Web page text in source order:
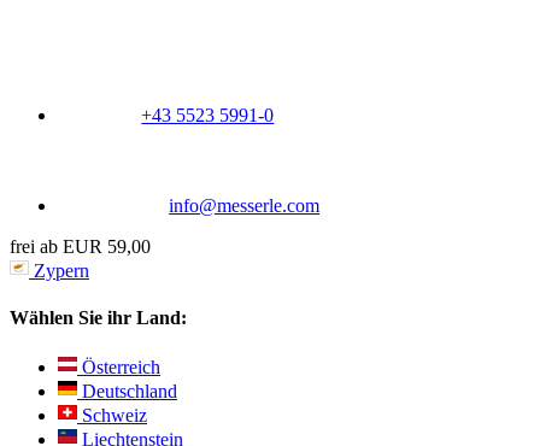
+43 5523 5991-0
info@messerle.com
frei ab EUR 59,00
Zypern
Wählen Sie ihr Land:
Österreich
Deutschland
Schweiz
Liechtenstein